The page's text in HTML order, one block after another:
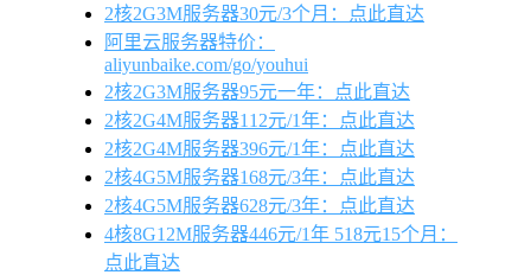
2核2G3M服务器30元/3个月：点此直达
阿里云服务器特价：
aliyunbaike.com/go/youhui
2核2G3M服务器95元一年：点此直达
2核2G4M服务器112元/1年：点此直达
2核2G4M服务器396元/1年：点此直达
2核4G5M服务器168元/3年：点此直达
2核4G5M服务器628元/3年：点此直达
4核8G12M服务器446元/1年 518元15个月：
点此直达